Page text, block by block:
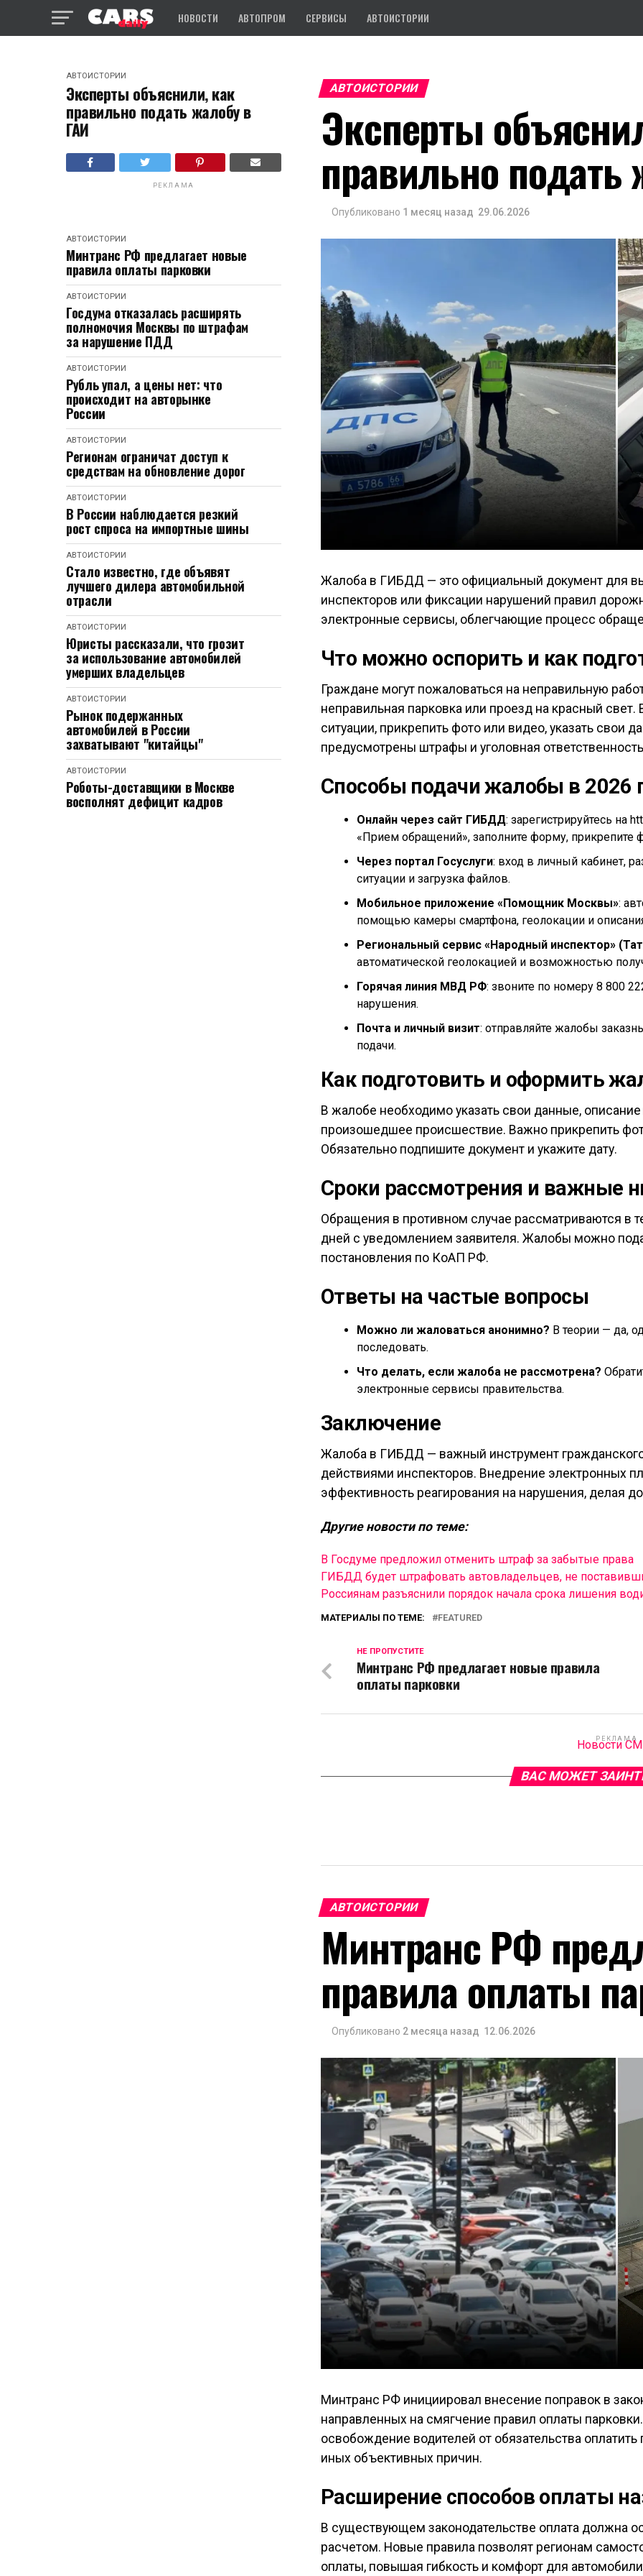
НОВОСТИ АВТОПРОМ СЕРВИСЫ АВТОИСТОРИИ
АВТОИСТОРИИ
Эксперты объяснили, как
правильно подать жалобу в
ГАИ
РЕКЛАМА
АВТОИСТОРИИ
Минтранс РФ предлагает новые
правила оплаты парковки
АВТОИСТОРИИ
Госдума отказалась расширять
полномочия Москвы по штрафам
за нарушение ПДД
АВТОИСТОРИИ
Рубль упал, а цены нет: что
происходит на авторынке
России
АВТОИСТОРИИ
Регионам ограничат доступ к
средствам на обновление дорог
АВТОИСТОРИИ
В России наблюдается резкий
рост спроса на импортные шины
АВТОИСТОРИИ
Стало известно, где объявят
лучшего дилера автомобильной
отрасли
АВТОИСТОРИИ
Юристы рассказали, что грозит
за использование автомобилей
умерших владельцев
АВТОИСТОРИИ
Рынок подержанных
автомобилей в России
захватывают "китайцы"
АВТОИСТОРИИ
Роботы-доставщики в Москве
восполнят дефицит кадров
АВТОИСТОРИИ
Эксперты
правильно подать
Опубликовано 1 месяц назад 29.06.2026
Жалоба в ГИБДД — это официальный документ для
инспекторов или фиксации нарушений правил
электронные сервисы, облегчающие процесс
Что можно оспорить и как
Граждане могут пожаловаться на неправильную
неправильная парковка или проезд на красный
ситуации, прикрепить фото или видео, указать свои
предусмотрены штрафы и уголовная
Способы подачи жалобы в 2026
Онлайн через сайт ГИБДД: зарегистрируйтесь на
«Прием обращений», заполните форму, прикрепите
Через портал Госуслуги: вход в личный кабинет,
ситуации и загрузка файлов.
Мобильное приложение «Помощник Москвы»:
помощью камеры смартфона, геолокации и
Региональный сервис «Народный инспектор»
автоматической геолокацией и возможностью
Горячая линия МВД РФ: звоните по номеру 8 800
нарушения.
Почта и личный визит: отправляйте жалобы
подачи.
Как подготовить и оформить
В жалобе необходимо указать свои данные,
произошедшее происшествие. Важно прикрепить
Обязательно подпишите документ и укажите дату.
Сроки рассмотрения и важные
Обращения в противном случае рассматриваются в
дней с уведомлением заявителя. Жалобы можно
постановления по КоАП РФ.
Ответы на частые вопросы
Можно ли жаловаться анонимно? В теории — да,
последовать.
Что делать, если жалоба не рассмотрена?
электронные сервисы правительства.
Заключение
Жалоба в ГИБДД — важный инструмент
действиями инспекторов. Внедрение электронных
эффективность реагирования на нарушения, делая
Другие новости по теме:
В Госдуме предложил отменить штраф за забытые права
ГИБДД будет штрафовать автовладельцев, не
Россиянам разъяснили порядок начала срока лишения
МАТЕРИАЛЫ ПО ТЕМЕ: FEATURED
НЕ ПРОПУСТИТЕ
Минтранс РФ предлагает новые правила
оплаты парковки
РЕКЛАМА
Новости
ВАС МОЖЕТ
АВТОИСТОРИИ
Минтранс РФ
правила оплаты
Опубликовано 2 месяца назад 12.06.2026
Минтранс РФ инициировал внесение поправок в
направленных на смягчение правил оплаты
освобождение водителей от обязательства
иных объективных причин.
Расширение способов оплаты
В существующем законодательстве оплата должна
расчетом. Новые правила позволят регионам
оплаты, повышая гибкость и комфорт для